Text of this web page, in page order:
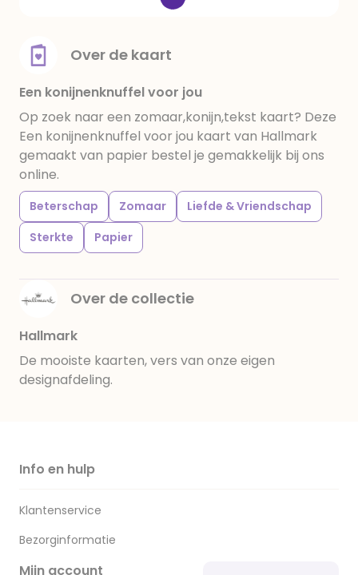
Over de kaart
Een konijnenknuffel voor jou
Op zoek naar een zomaar,konijn,tekst kaart? Deze
Een konijnenknuffel voor jou kaart van Hallmark
gemaakt van papier bestel je gemakkelijk bij ons
online.
Beterschap Zomaar
Liefde & Vriendschap
Sterkte
Papier
Over de collectie
Hallmark
De mooiste kaarten, vers van onze eigen
designafdeling.
Info en hulp
Klantenservice
Bezorginformatie
Mijn account